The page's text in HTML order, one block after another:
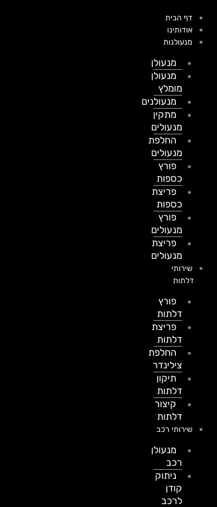
דף הבית
אודותינו
מנעולנות
מנעולן
מנעולן
מומלץ
מנעולנים
מתקין
מנעולים
החלפת
מנעולים
פורץ
כספות
פריצת
כספות
פורץ
מנעולים
פריצת
מנעולים
שירותי
דלתות
פורץ
דלתות
פריצת
דלתות
החלפת
צילינדר
תיקון
דלתות
קיצור
דלתות
שירותי רכב
מנעולן
ניתוק
לרכב